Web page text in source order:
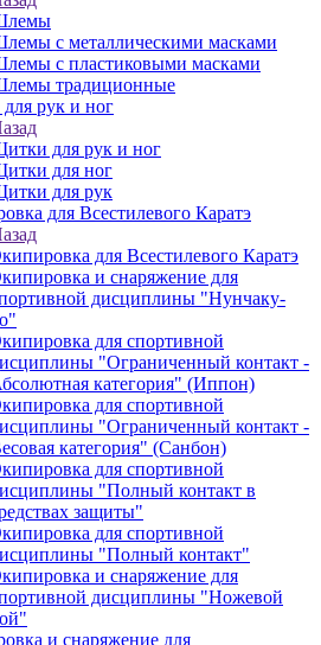
с металлическими масками
с пластиковыми масками
традиционные
рук и ног
для рук и ног
для ног
для рук
для Всестилевого Каратэ
для Всестилевого Каратэ
и снаряжение для
дисциплины "Нунчаку-
для спортивной
"Ограниченный контакт -
категория" (Иппон)
для спортивной
"Ограниченный контакт -
категория" (Санбон)
для спортивной
"Полный контакт в
защиты"
для спортивной
"Полный контакт"
и снаряжение для
дисциплины "Ножевой
и снаряжение для